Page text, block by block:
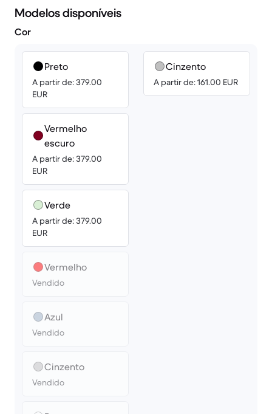
Modelos disponíveis
Cor
Preto
A partir de: 379.00
EUR
Vermelho
escuro
A partir de: 379.00
EUR
Verde
A partir de: 379.00
EUR
Vermelho
Vendido
Azul
Vendido
Cinzento
Vendido
Cinzento
A partir de: 161.00 EUR